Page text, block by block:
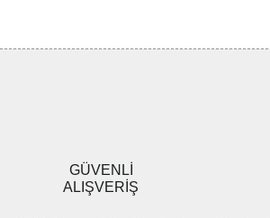
Ürün fiyatı diğer sitelerden daha pahalı.
Bu ürüne benzer farklı alternatifler olmalı.
GÜVENLİ
ALIŞVERİŞ